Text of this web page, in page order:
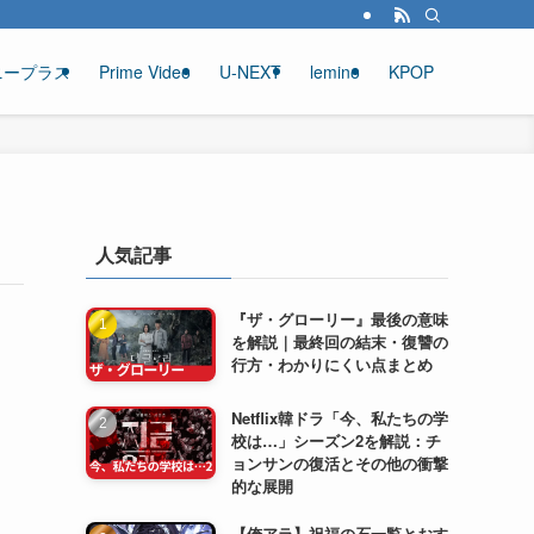
プラス Prime Video U-NEXT lemino KPOP
人気記事
『ザ・グローリー』最後の意味
を解説｜最終回の結末・復讐の
行方・わかりにくい点まとめ
Netflix韓ドラ「今、私たちの学
校は…」シーズン2を解説：チ
ョンサンの復活とその他の衝撃
的な展開